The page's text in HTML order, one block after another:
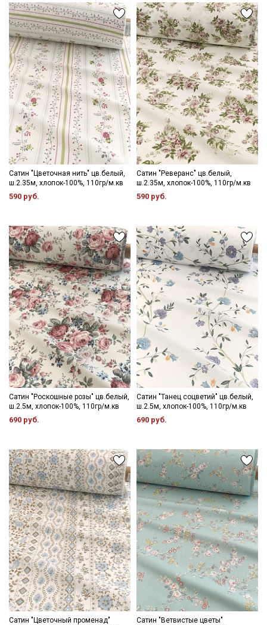
Сатин "Цветочная нить" цв.белый,
ш.2.35м, хлопок-100%, 110гр/м.кв
590 руб.
Сатин "Реверанс" цв.белый,
ш.2.35м, хлопок-100%, 110гр/м.кв
590 руб.
Сатин "Роскошные розы" цв.белый,
ш.2.5м, хлопок-100%, 110гр/м.кв
690 руб.
Сатин "Танец соцветий" цв.белый,
ш.2.5м, хлопок-100%, 110гр/м.кв
690 руб.
Сатин "Цветочный променад"
Сатин "Ветвистые цветы"
данных
ДаюСогласие на получение рекламных и
информационных рассылок